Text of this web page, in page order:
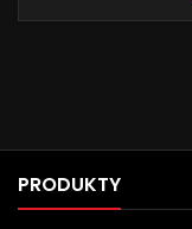
PRODUKTY